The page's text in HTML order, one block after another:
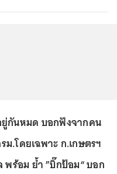
ยู่กันหมด บอกฟังจากคน
.โดยเฉพาะ ก.เกษตรฯ
ร้อม ย้ำ ”บิ๊กป้อม“ บอก